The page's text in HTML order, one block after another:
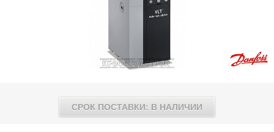
СРОК ПОСТАВКИ: В НАЛИЧИИ